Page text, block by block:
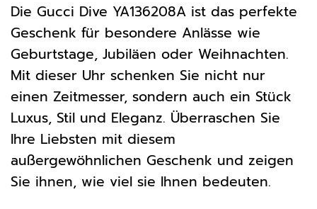
Die Gucci Dive YA136208A ist das perfekte
Geschenk für besondere Anlässe wie
Geburtstage, Jubiläen oder Weihnachten.
Mit dieser Uhr schenken Sie nicht nur
einen Zeitmesser, sondern auch ein Stück
Luxus, Stil und Eleganz. Überraschen Sie
Ihre Liebsten mit diesem
außergewöhnlichen Geschenk und zeigen
Sie ihnen, wie viel sie Ihnen bedeuten.